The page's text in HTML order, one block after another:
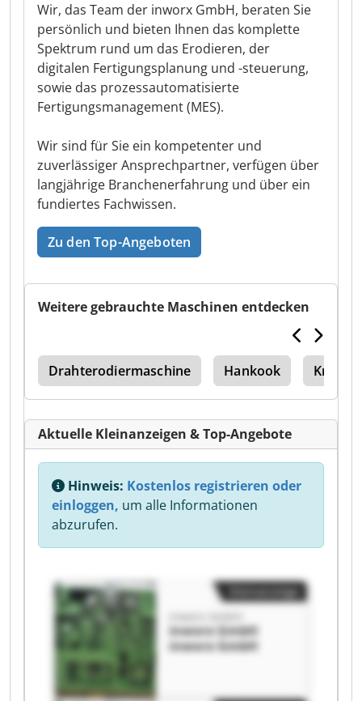
Wir, das Team der inworx GmbH, beraten Sie
persönlich und bieten Ihnen das komplette
Spektrum rund um das Erodieren, der
digitalen Fertigungsplanung und -steuerung,
sowie das prozessautomatisierte
Fertigungsmanagement (MES).
Wir sind für Sie ein kompetenter und
zuverlässiger Ansprechpartner, verfügen über
langjährige Branchenerfahrung und über ein
fundiertes Fachwissen.
Zu den Top-Angeboten
Weitere gebrauchte Maschinen entdecken
Drahterodiermaschine Hankook Kreim
Aktuelle Kleinanzeigen & Top-Angebote
Hinweis: Kostenlos registrieren oder
einloggen, um alle Informationen
abzurufen.
inworx GmbH
inworx GmbH
inworx GmbH